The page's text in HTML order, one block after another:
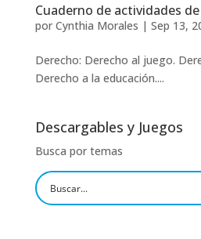
Cuaderno de actividades
por Cynthia Morales | Sep 13,
Derecho: Derecho al juego.
Derecho a la educación....
Descargables y Juegos
Busca por temas